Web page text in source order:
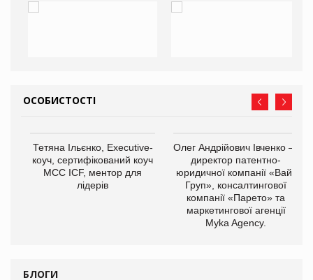
ОСОБИСТОСТІ
Тетяна Ільєнко, Executive-
коуч, сертифікований коуч
МСС ICF, ментор для
лідерів
Олег Андрійович Івченко —
директор патентно-
юридичної компанії «Вайз
Груп», консалтингової
компанії «Парето» та
маркетингової агенції
Myka Agency.
БЛОГИ